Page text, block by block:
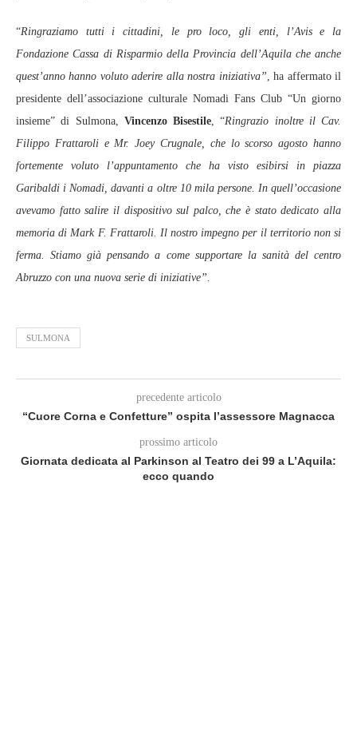
“Ringraziamo tutti i cittadini, le pro loco, gli enti, l’Avis e la
Fondazione Cassa di Risparmio della Provincia dell’Aquila che anche
quest’anno hanno voluto aderire alla nostra iniziativa” , ha affermato il
presidente dell’associazione culturale Nomadi Fans Club “Un giorno
insieme” di Sulmona, Vincenzo Bisestile , “Ringrazio inoltre il Cav.
Filippo Frattaroli e Mr. Joey Crugnale, che lo scorso agosto hanno
fortemente voluto l’appuntamento che ha visto esibirsi in piazza
Garibaldi i Nomadi, davanti a oltre 10 mila persone. In quell’occasione
avevamo fatto salire il dispositivo sul palco, che è stato dedicato alla
memoria di Mark F. Frattaroli. Il nostro impegno per il territorio non si
ferma. Stiamo già pensando a come supportare la sanità del centro
Abruzzo con una nuova serie di iniziative”.
SULMONA
precedente articolo
“Cuore Corna e Confetture” ospita l’assessore Magnacca
prossimo articolo
Giornata dedicata al Parkinson al Teatro dei 99 a L’Aquila:
ecco quando